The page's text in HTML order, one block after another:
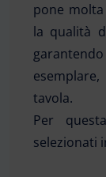
pone
la qualità
tavola.
Per
selezionati